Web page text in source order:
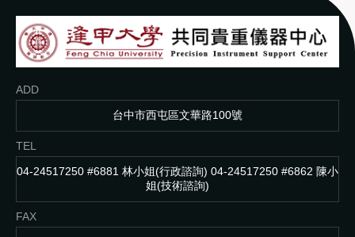
ADD
台中市西屯區文華路100號
TEL
04-24517250 #6881 林小姐(行政諮詢) 04-24517250 #6862 陳小
姐(技術諮詢)
FAX